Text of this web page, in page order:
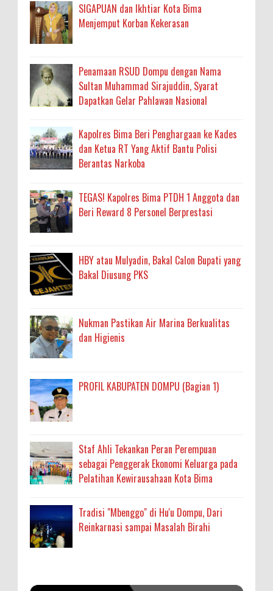
SIGAPUAN dan Ikhtiar Kota Bima
Menjemput Korban Kekerasan
Penamaan RSUD Dompu dengan Nama
Sultan Muhammad Sirajuddin, Syarat
Dapatkan Gelar Pahlawan Nasional
Kapolres Bima Beri Penghargaan ke Kades
dan Ketua RT Yang Aktif Bantu Polisi
Berantas Narkoba
TEGAS! Kapolres Bima PTDH 1 Anggota dan
Beri Reward 8 Personel Berprestasi
HBY atau Mulyadin, Bakal Calon Bupati yang
Bakal Diusung PKS
Nukman Pastikan Air Marina Berkualitas
dan Higienis
PROFIL KABUPATEN DOMPU (Bagian 1)
Staf Ahli Tekankan Peran Perempuan
sebagai Penggerak Ekonomi Keluarga pada
Pelatihan Kewirausahaan Kota Bima
Tradisi "Mbenggo" di Hu'u Dompu, Dari
Reinkarnasi sampai Masalah Birahi